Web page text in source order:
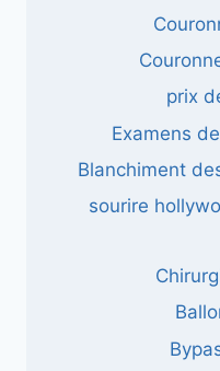
prix
Examens
Blanchiment
sourire